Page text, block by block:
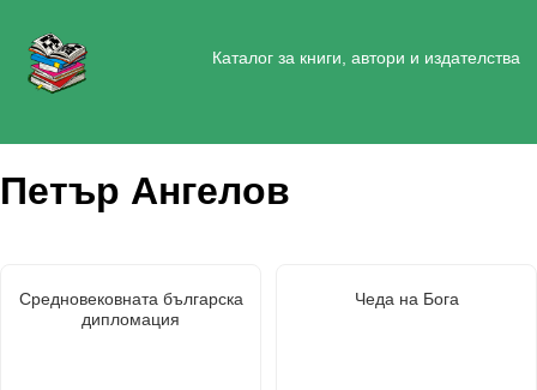
Каталог за книги, автори и издателства
Петър Ангелов
Средновековната българска
дипломация
Чеда на Бога